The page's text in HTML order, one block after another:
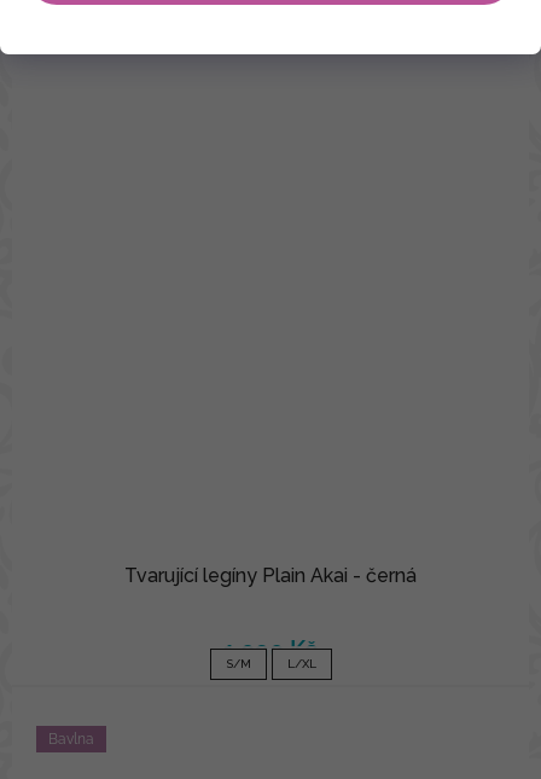
Tvarující legíny Plain Akai - černá
1 090 Kč
S/M L/XL
Bavlna